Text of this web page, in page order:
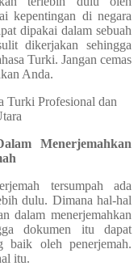
kepentingan di negara
dipakai dalam sebuah
dikerjakan sehingga
Turki. Jangan cemas
Anda.
Menerjemahkan
tersumpah ada
dulu. Dimana hal-hal
dalam menerjemahkan
dokumen itu dapat
baik oleh penerjemah.
itu.